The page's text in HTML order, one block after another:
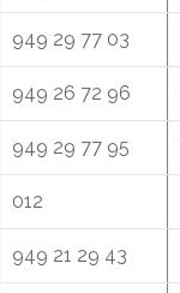
949 29 77 03
949 26 72 96
949 29 77 95
012
949 21 29 43